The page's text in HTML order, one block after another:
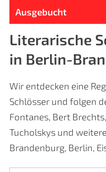
Ausgebucht
Literarische
in Berlin-
Wir entdecken eine
Schlösser und folgen
Fontanes, Bert
Tucholskys und
Brandenburg, Berlin,